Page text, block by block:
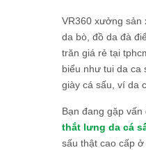
VR360 xưởng sản
da bò, đồ da đà
trăn giá rẻ tại
biểu như tui da ca
giày cá sấu, ví da
Bạn đang gặp
thắt lưng da cá
sấu thật cao cấp